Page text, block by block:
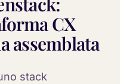
CX
assemblata
stack